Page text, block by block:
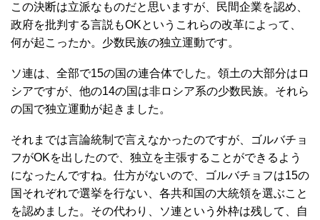
この決断は立派なものだと思いますが、民間企業を認め、
政府を批判する言説もOKというこれらの改革によって、
何が起こったか。少数民族の独立運動です。
ソ連は、全部で15の国の連合体でした。領土の大部分はロ
シアですが、他の14の国は非ロシア系の少数民族。それら
の国で独立運動が起きました。
それまでは言論統制で言えなかったのですが、ゴルバチョ
フがOKを出したので、独立を主張することができるよう
になったんですね。仕方がないので、ゴルバチョフは15の
国それぞれで選挙を行ない、各共和国の大統領を選ぶこと
を認めました。その代わり、ソ連という外枠は残して、自